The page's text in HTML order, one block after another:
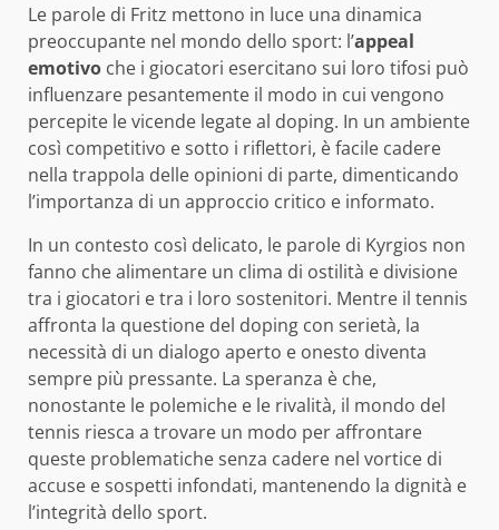
Le parole di Fritz mettono in luce una dinamica
preoccupante nel mondo dello sport: l’appeal
emotivo che i giocatori esercitano sui loro tifosi può
influenzare pesantemente il modo in cui vengono
percepite le vicende legate al doping. In un ambiente
così competitivo e sotto i riflettori, è facile cadere
nella trappola delle opinioni di parte, dimenticando
l’importanza di un approccio critico e informato.
In un contesto così delicato, le parole di Kyrgios non
fanno che alimentare un clima di ostilità e divisione
tra i giocatori e tra i loro sostenitori. Mentre il tennis
affronta la questione del doping con serietà, la
necessità di un dialogo aperto e onesto diventa
sempre più pressante. La speranza è che,
nonostante le polemiche e le rivalità, il mondo del
tennis riesca a trovare un modo per affrontare
queste problematiche senza cadere nel vortice di
accuse e sospetti infondati, mantenendo la dignità e
l’integrità dello sport.